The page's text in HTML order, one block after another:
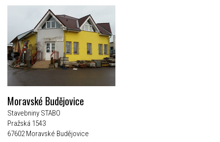
Moravské Budějovice
Stavebniny STABO
Pražská 1543
67602 Moravské Budějovice